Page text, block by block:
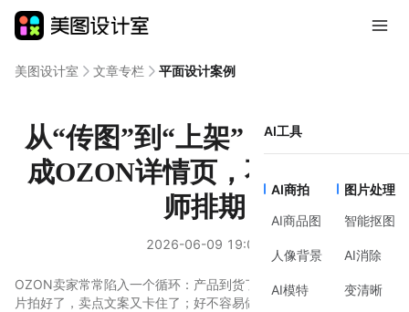
AI工具
AI商拍
AI商品图
人像背景
AI模特
图片处理
智能抠图
AI消除
变清晰
美图设计室 文章专栏 平面设计案例
从“传图”到“上架”：AI一键生
成OZON详情页，不用等设计
师排期
2026-06-09 19:06
OZON卖家常常陷入一个循环：产品到货了，详情页还在排期；图
片拍好了，卖点文案又卡住了；好不容易做完一套图，发现不同产